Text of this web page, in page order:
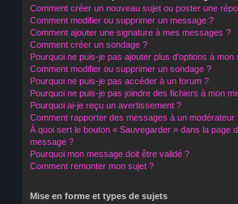
Comment créer un nouveau sujet ou poster une
Comment modifier ou supprimer un message ?
Comment ajouter une signature à mes messages ?
Comment créer un sondage ?
Pourquoi ne puis-je pas ajouter plus d’options à mon
Comment modifier ou supprimer un sondage ?
Pourquoi ne puis-je pas accéder à un forum ?
Pourquoi ne puis-je pas joindre des fichiers à mon
Pourquoi ai-je reçu un avertissement ?
Comment rapporter des messages à un modérateur
À quoi sert le bouton « Sauvegarder » dans la page
message ?
Pourquoi mon message doit être validé ?
Comment remonter mon sujet ?
Mise en forme et types de sujets